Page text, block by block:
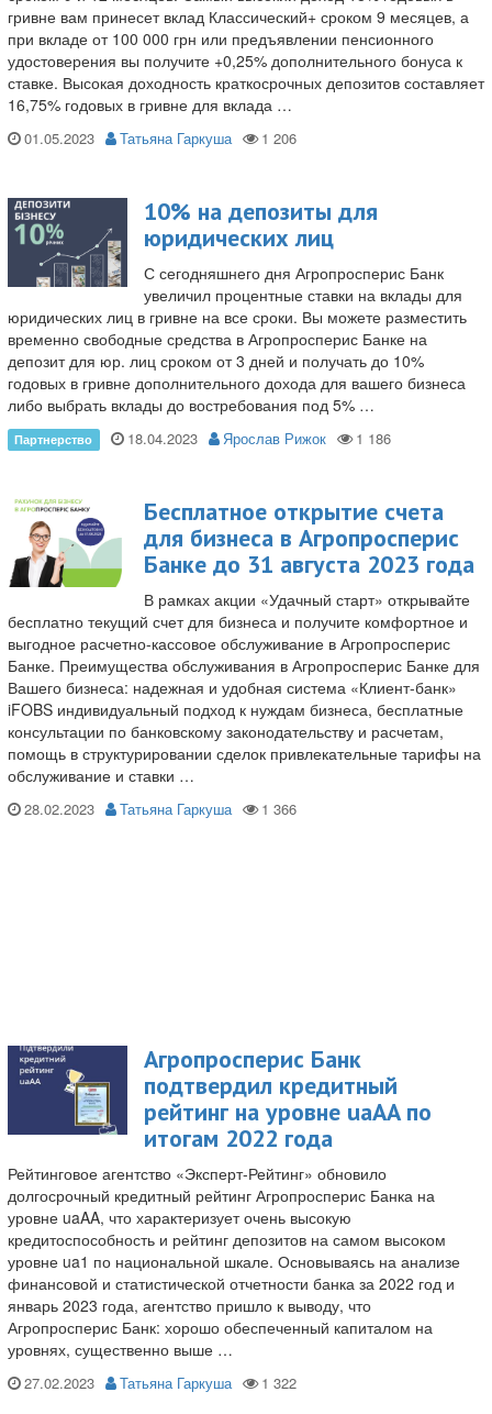
гривне вам принесет вклад Классический+ сроком 9 месяцев, а
при вкладе от 100 000 грн или предъявлении пенсионного
удостоверения вы получите +0,25% дополнительного бонуса к
ставке. Высокая доходность краткосрочных депозитов составляет
16,75% годовых в гривне для вклада …
01.05.2023 Татьяна Гаркуша
10% на депозиты для
юридических лиц
С сегодняшнего дня Агропросперис Банк
увеличил процентные ставки на вклады для
юридических лиц в гривне на все сроки. Вы можете разместить
временно свободные средства в Агропросперис Банке на
депозит для юр. лиц сроком от 3 дней и получать до 10%
годовых в гривне дополнительного дохода для вашего бизнеса
либо выбрать вклады до востребования под 5% …
18.04.2023 Ярослав Рижок
Бесплатное открытие счета
для бизнеса в Агропросперис
Банке до 31 августа 2023 года
В рамках акции «Удачный старт» открывайте
бесплатно текущий счет для бизнеса и получите комфортное и
выгодное расчетно-кассовое обслуживание в Агропросперис
Банке. Преимущества обслуживания в Агропросперис Банке для
Вашего бизнеса: надежная и удобная система «Клиент-банк»
iFOBS индивидуальный подход к нуждам бизнеса, бесплатные
консультации по банковскому законодательству и расчетам,
помощь в структурировании сделок привлекательные тарифы на
обслуживание и ставки …
28.02.2023 Татьяна Гаркуша
Агропросперис Банк
подтвердил кредитный
рейтинг на уровне uaAA по
итогам 2022 года
Рейтинговое агентство «Эксперт-Рейтинг» обновило
долгосрочный кредитный рейтинг Агропросперис Банка на
уровне uaAA, что характеризует очень высокую
кредитоспособность и рейтинг депозитов на самом высоком
уровне ua1 по национальной шкале. Основываясь на анализе
финансовой и статистической отчетности банка за 2022 год и
январь 2023 года, агентство пришло к выводу, что
Агропросперис Банк: хорошо обеспеченный капиталом на
уровнях, существенно выше …
27.02.2023 Татьяна Гаркуша